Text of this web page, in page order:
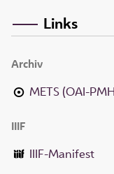
Links
Archiv
METS (OAI-
IIIF
IIIF-Manifest